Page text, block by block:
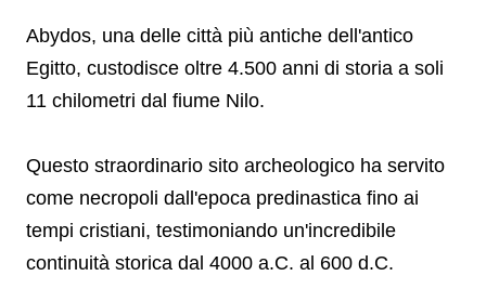
Abydos, una delle città più antiche dell'antico
Egitto, custodisce oltre 4.500 anni di storia a soli
11 chilometri dal fiume Nilo.
Questo straordinario sito archeologico ha servito
come necropoli dall'epoca predinastica fino ai
tempi cristiani, testimoniando un'incredibile
continuità storica dal 4000 a.C. al 600 d.C.